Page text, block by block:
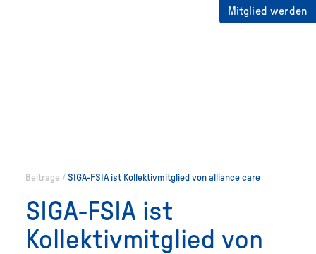
Mitglied werden
Beitrage / SIGA-FSIA ist Kollektivmitglied von alliance care
SIGA-FSIA ist
Kollektivmitglied von